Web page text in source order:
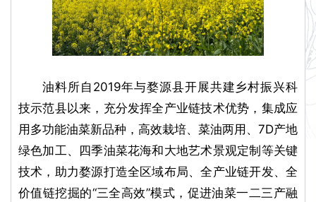
油料所自2019年与婺源县开展共建乡村振兴科
技示范县以来，充分发挥全产业链技术优势，集成应
用多功能油菜新品种，高效栽培、菜油两用、7D产地
绿色加工、四季油菜花海和大地艺术景观定制等关键
技术，助力婺源打造全区域布局、全产业链开发、全
价值链挖掘的“三全高效”模式，促进油菜一二三产融